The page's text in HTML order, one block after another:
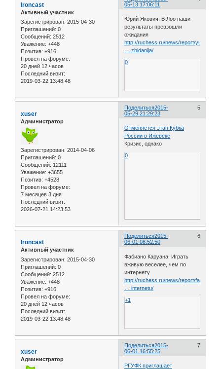
05-13 17:06:11
Ironcast
Активный участник
Зарегистрирован: 2015-04-30
Приглашений: 0
Сообщений: 2512
Уважение: +448
Позитив: +916
Провел на форуме:
20 дней 12 часов
Последний визит:
2019-03-22 13:48:48
Юрий Якович: В Лоо наши
результаты превзошли
ожидания
http://ruchess.ru/news/report/yuri_yako
… zhidanija/
0
Поделиться 5
2015-
05-29 21:29:23
xuser
Администратор
Зарегистрирован: 2014-04-06
Приглашений: 0
Сообщений: 12111
Уважение: +3655
Позитив: +4528
Провел на форуме:
7 месяцев 3 дня
Последний визит:
2026-07-21 14:23:53
Отменяется этап Кубка
России в Ижевске
Кризис, однако
0
Поделиться 6
2015-
06-01 08:52:50
Ironcast
Активный участник
Зарегистрирован: 2015-04-30
Приглашений: 0
Сообщений: 2512
Уважение: +448
Позитив: +916
Провел на форуме:
20 дней 12 часов
Последний визит:
2019-03-22 13:48:48
Фабиано Каруана: Играть
вживую веселее, чем по
интернету
http://ruchess.ru/news/report/fabiano_c
… internetu/
+1
Поделиться 7
2015-
06-01 16:55:25
xuser
Администратор
РГУФК приглашает